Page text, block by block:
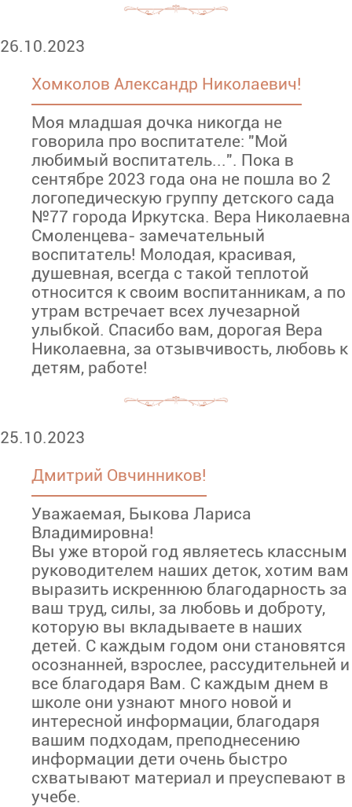
26.10.2023
Хомколов Александр Николаевич!
Моя младшая дочка никогда не
говорила про воспитателе: "Мой
любимый воспитатель...". Пока в
сентябре 2023 года она не пошла во 2
логопедическую группу детского сада
№77 города Иркутска. Вера Николаевна
Смоленцева- замечательный
воспитатель! Молодая, красивая,
душевная, всегда с такой теплотой
относится к своим воспитанникам, а по
утрам встречает всех лучезарной
улыбкой. Спасибо вам, дорогая Вера
Николаевна, за отзывчивость, любовь к
детям, работе!
25.10.2023
Дмитрий Овчинников!
Уважаемая, Быкова Лариса
Владимировна!
Вы уже второй год являетесь классным
руководителем наших деток, хотим вам
выразить искреннюю благодарность за
ваш труд, силы, за любовь и доброту,
которую вы вкладываете в наших
детей. С каждым годом они становятся
осознанней, взрослее, рассудительней и
все благодаря Вам. С каждым днем в
школе они узнают много новой и
интересной информации, благодаря
вашим подходам, преподнесению
информации дети очень быстро
схватывают материал и преуспевают в
учебе.